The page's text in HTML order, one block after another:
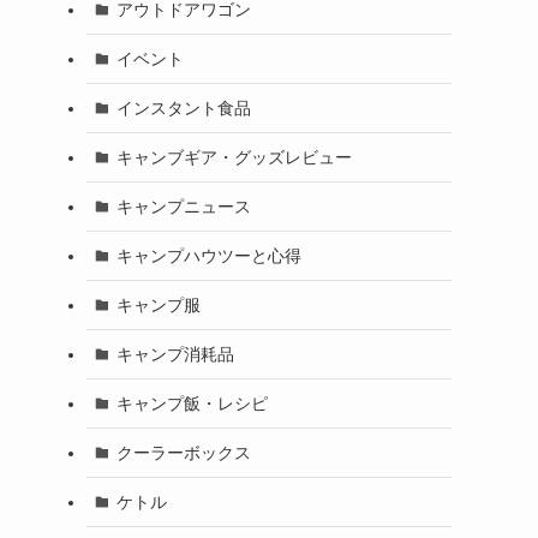
アウトドアワゴン
イベント
インスタント食品
キャンブギア・グッズレビュー
キャンプニュース
キャンプハウツーと心得
キャンプ服
キャンプ消耗品
キャンプ飯・レシピ
クーラーボックス
ケトル